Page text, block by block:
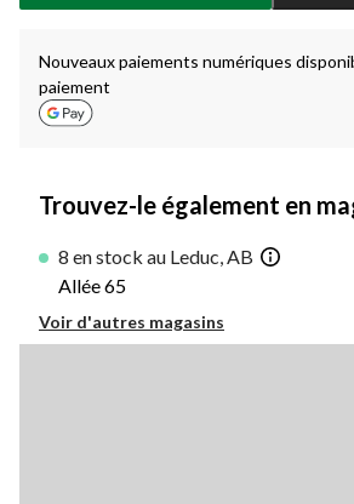
à
Nouveaux paiements numériques
paiement
Trouvez-le également en
8 en stock au Leduc, AB
Allée 65
Voir d'autres magasins